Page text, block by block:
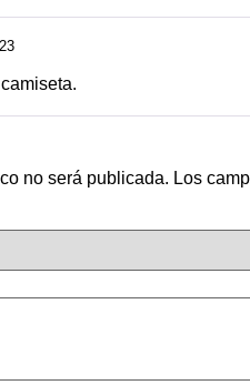
no será publicada. Los